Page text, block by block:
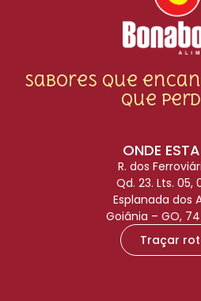
Sabores que
que
ONDE
R. dos
Qd. 23. Lts. 05,
Esplanada dos
Goiânia – GO,
Traçar